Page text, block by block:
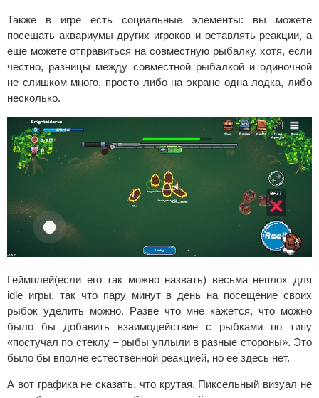
Также в игре есть социальные элементы: вы можете
посещать аквариумы других игроков и оставлять реакции, а
еще можете отправиться на совместную рыбалку, хотя, если
честно, разницы между совместной рыбалкой и одиночной
не слишком много, просто либо на экране одна лодка, либо
несколько.
Геймплей(если его так можно назвать) весьма неплох для
idle игры, так что пару минут в день на посещение своих
рыбок уделить можно. Разве что мне кажется, что можно
было бы добавить взаимодействие с рыбками по типу
«постучал по стеклу – рыбы уплыли в разные стороны». Это
было бы вполне естественной реакцией, но её здесь нет.
А вот графика не сказать, что крутая. Пиксельный визуал не